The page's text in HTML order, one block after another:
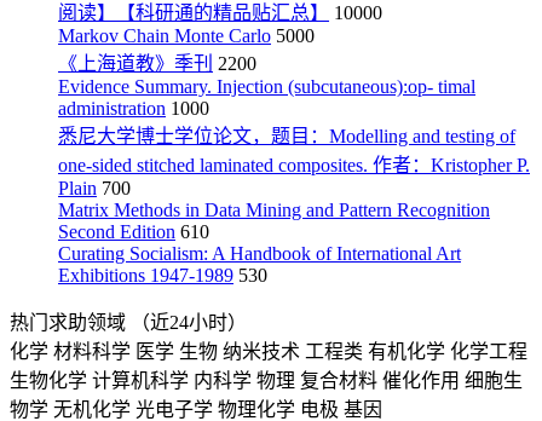
阅读】【科研通的精品贴汇总】
10000
Markov Chain Monte Carlo 5000
《上海道教》季刊 2200
Evidence Summary. Injection (subcutaneous):op- timal
administration 1000
悉尼大学博士学位论文，题目：Modelling and testing of
one-sided stitched laminated composites. 作者：Kristopher P.
Plain 700
Matrix Methods in Data Mining and Pattern Recognition
Second Edition 610
Curating Socialism: A Handbook of International Art
Exhibitions 1947-1989 530
热门求助领域
（近24小时）
化学 材料科学 医学 生物 纳米技术 工程类 有机化学 化学工程
生物化学 计算机科学 内科学 物理 复合材料 催化作用 细胞生
物学 无机化学 光电子学 物理化学 电极 基因